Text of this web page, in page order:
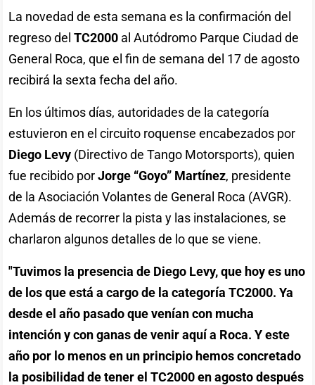
La novedad de esta semana es la confirmación del
regreso delTC2000 al Autódromo Parque Ciudad de
General Roca, que el fin de semana del 17 de agosto
recibirá la sexta fecha del año.
En los últimos días, autoridades de la categoría
estuvieron en el circuito roquense encabezados por
Diego Levy (Directivo de Tango Motorsports), quien
fue recibido porJorge “Goyo” Martínez, presidente
de la Asociación Volantes de General Roca (AVGR).
Además de recorrer la pista y las instalaciones, se
charlaron algunos detalles de lo que se viene.
"Tuvimos la presencia de Diego Levy, que hoy es uno
de los que está a cargo de la categoría TC2000. Ya
desde el año pasado que venían con mucha
intención y con ganas de venir aquí a Roca. Y este
año por lo menos en un principio hemos concretado
la posibilidad de tener el TC2000 en agosto después